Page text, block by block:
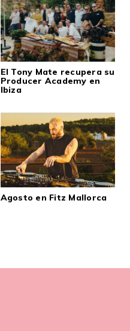
El Tony Mate recupera su
Producer Academy en
Ibiza
Agosto en Fitz Mallorca